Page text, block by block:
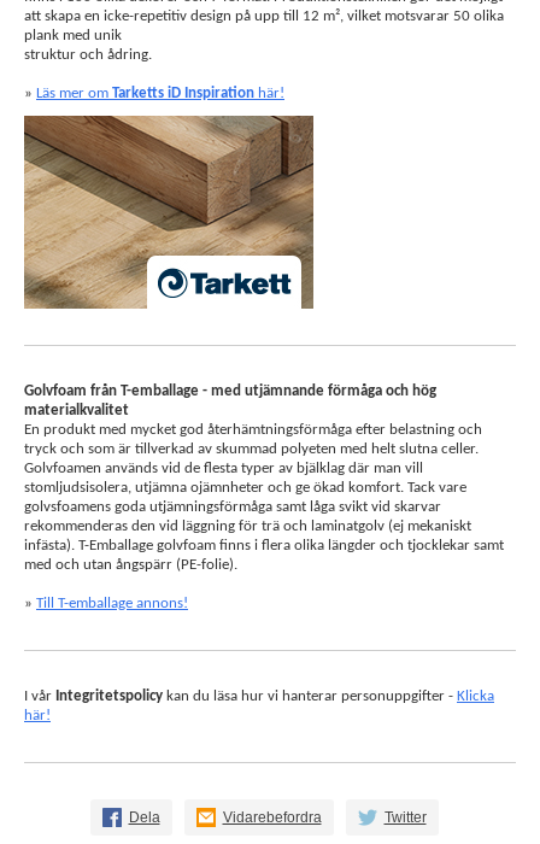
att skapa en icke-repetitiv design på upp till 12 m², vilket motsvarar 50 olika
plank med unik
struktur och ådring.
» Läs mer om Tarketts iD Inspiration här!
Golvfoam från T-emballage - med utjämnande förmåga och hög
materialkvalitet
En produkt med mycket god återhämtningsförmåga efter belastning och
tryck och som är tillverkad av skummad polyeten med helt slutna celler.
Golvfoamen används vid de flesta typer av bjälklag där man vill
stomljudsisolera, utjämna ojämnheter och ge ökad komfort. Tack vare
golvsfoamens goda utjämningsförmåga samt låga svikt vid skarvar
rekommenderas den vid läggning för trä och laminatgolv (ej mekaniskt
infästa). T-Emballage golvfoam finns i flera olika längder och tjocklekar samt
med och utan ångspärr (PE-folie).
» Till T-emballage annons!
I vår Integritetspolicy kan du läsa hur vi hanterar personuppgifter - Klicka
här!
Dela Vidarebefordra Twitter